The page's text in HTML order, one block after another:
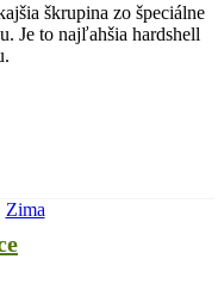
škrupina zo špeciálne
Je to najľahšia hardshell
Zima